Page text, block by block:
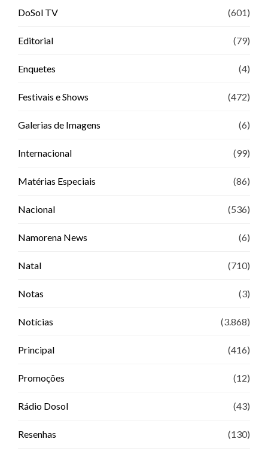
DoSol TV (601)
Editorial (79)
Enquetes (4)
Festivais e Shows (472)
Galerias de Imagens (6)
Internacional (99)
Matérias Especiais (86)
Nacional (536)
Namorena News (6)
Natal (710)
Notas (3)
Notícias (3.868)
Principal (416)
Promoções (12)
Rádio Dosol (43)
Resenhas (130)